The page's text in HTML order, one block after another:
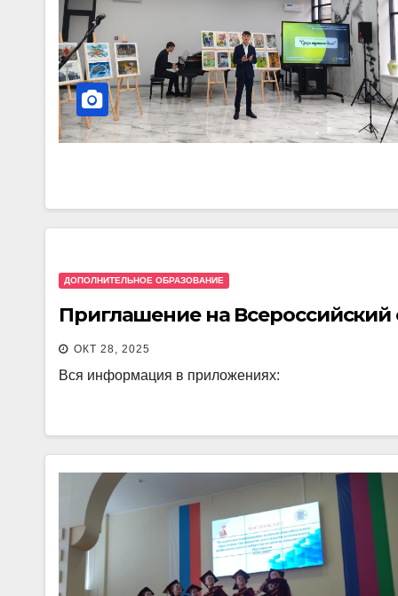
ДОПОЛНИТЕЛЬНОЕ ОБРАЗОВАНИЕ
Приглашение на
ОКТ 28, 2025
Вся информация в приложениях: